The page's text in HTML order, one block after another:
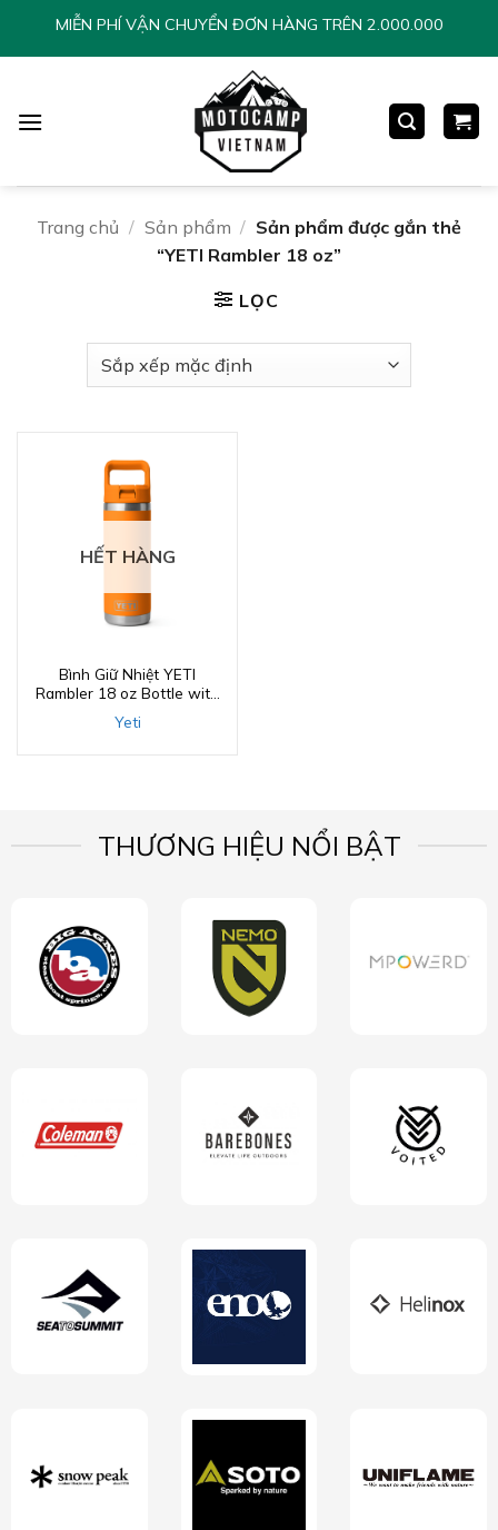
ChuyểnMIỄN PHÍ VẬN CHUYỂN ĐƠN HÀNG TRÊN 2.000.000
Trang chủ / Sản phẩm / Sản phẩm được gắn thẻ
“YETI Rambler 18 oz”
LỌC
HẾT HÀNG
Bình Giữ Nhiệt YETI
Rambler 18 oz Bottle with
Yeti
THƯƠNG HIỆU NỔI BẬT